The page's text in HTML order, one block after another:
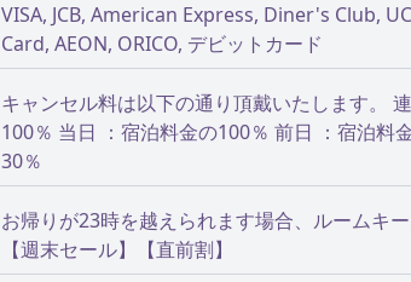
VISA, JCB, American Express, Diner's Club,
Card, AEON, ORICO, デビットカード
キャンセル料は以下の通り頂戴いたします。
100％ 当日 ：宿泊料金の100％ 前日 ：宿泊料
30％
お帰りが23時を越えられます場合、ルームキ
【週末セール】【直前割】